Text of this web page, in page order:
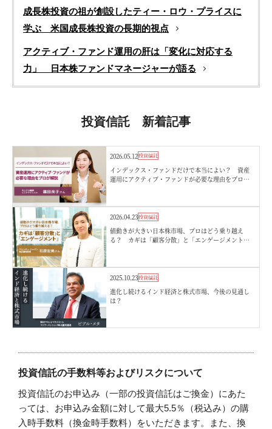
成長株投資の祖が創設したティー・ロウ・プライスに
学ぶ 米国成長株投資の長期的視点
アクティブ・ファンド運用の肝は「変化に対応する
力」 日本株ファンドマネージャーが語る
投資信託 新着記事
2026.05.12投資信託
インデックス・ファンドだけで本当によい？ 資産
運用にアクティブ・ファンドが必要な理由をプロが
2026.04.23投資信託
値動きが大きい日本株市場、プロはどう乗り越え
る？ カギは「顧客分散」と「エンゲージメント」
2025.10.23投資信託
進化し続けるインド経済と株式市場、今後の見通し
は？
投資信託の手数料等およびリスクについて
投資信託のお申込み（一部の投資信託はご換金）にあた
っては、お申込み金額に対して最大5.5％（税込み）の購
入時手数料（換金時手数料）をいただきます。また、換